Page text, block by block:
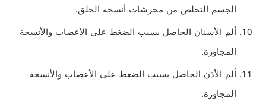
الجسم التخلص من مخرشات أنسجة الحلق.
ألم الأسنان الحاصل بسبب الضغط على الأعصاب والأنسجة
المجاورة.
ألم الأذن الحاصل بسبب الضغط على الأعصاب والأنسجة
المجاورة.